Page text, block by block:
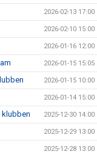
2026-02-13 17:00
2026-02-10 15:00
2026-01-16 12:00
2026-01-15 15:05
2026-01-15 10:00
2026-01-14 15:00
klubben 2025-12-30 14:00
2025-12-29 13:00
2025-12-28 13:00